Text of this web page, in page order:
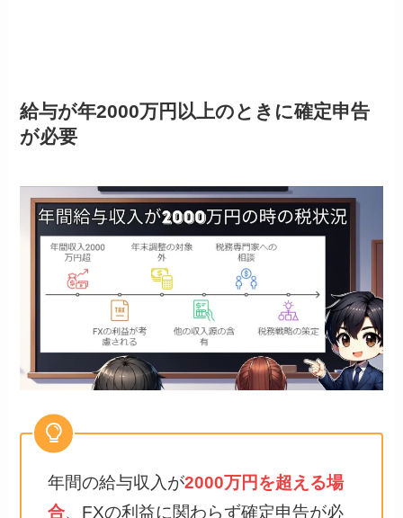
給与が年2000万円以上のときに確定申告
が必要
年間の給与収入が2000万円を超える場
合、FXの利益に関わらず確定申告が必